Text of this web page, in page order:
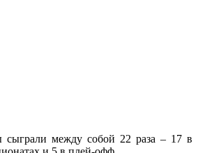
между собой 22 раза – 17 в